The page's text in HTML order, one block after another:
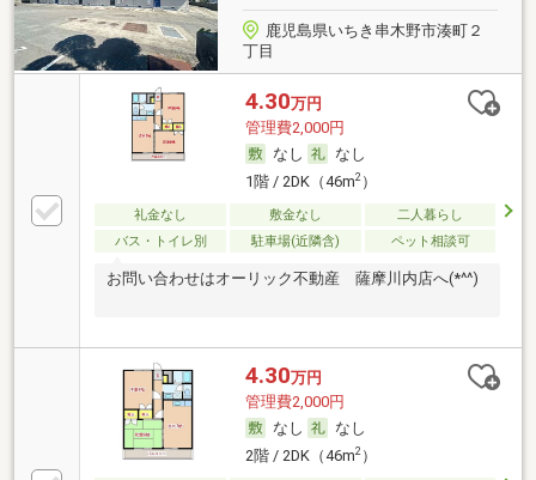
鹿児島県いちき串木野市湊町２
丁目
4.30万円
管理費2,000円
なし
なし
1階 / 2DK（46m2）
礼金なし 敷金なし
二人暮らし
バス・トイレ別
駐車場(近隣含) ペット相談可
お問い合わせはオーリック不動産 薩摩川内店へ(*^^)
4.30万円
管理費2,000円
なし
なし
2階 / 2DK（46m2）